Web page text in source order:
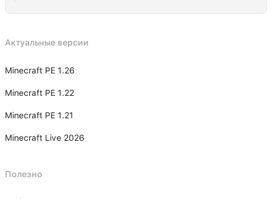
Актуальные версии
Minecraft PE 1.26
Minecraft PE 1.22
Minecraft PE 1.21
Minecraft Live 2026
Полезно